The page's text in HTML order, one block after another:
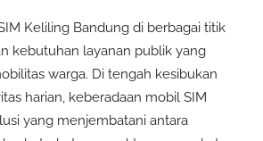
Keliling Bandung di berbagai titik
kebutuhan layanan publik yang
warga. Di tengah kesibukan
harian, keberadaan mobil SIM
yang menjembatani antara